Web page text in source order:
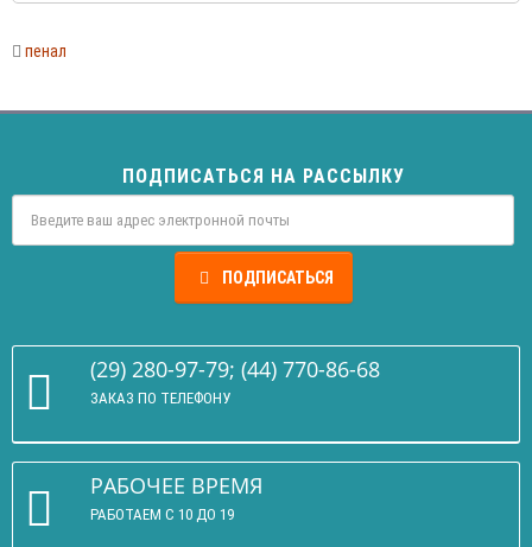
пенал
ПОДПИСАТЬСЯ НА РАССЫЛКУ
ПОДПИСАТЬСЯ
(29) 280-97-79; (44) 770-86-68
ЗАКАЗ ПО ТЕЛЕФОНУ
РАБОЧЕЕ ВРЕМЯ
РАБОТАЕМ С 10 ДО 19